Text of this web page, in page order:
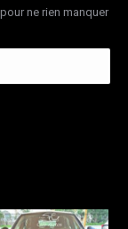
ne rien manquer